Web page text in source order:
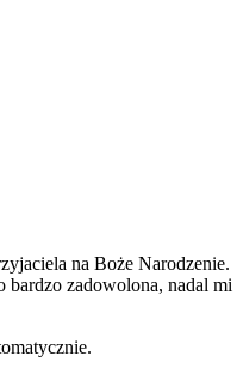
na Boże Narodzenie.
bardzo zadowolona, nadal mi